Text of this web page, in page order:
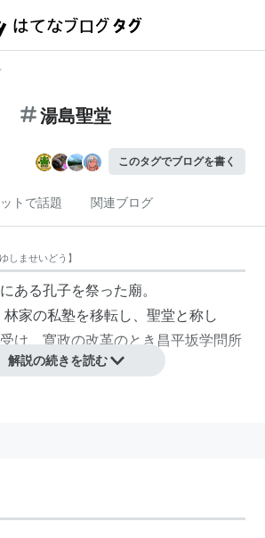
湯島聖堂
このタグでブログを書く
トで話題 関連ブログ
ゆしませいどう 】
ある孔子を祭った廟。
家の私塾を移転し、聖堂と称し
け、寛政の改革のとき昌平坂学問所
解説の続きを読む